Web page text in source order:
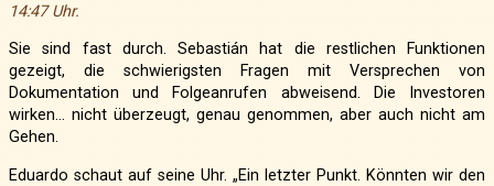
14:47 Uhr.
Sie sind fast durch. Sebastián hat die restlichen Funktionen
gezeigt, die schwierigsten Fragen mit Versprechen von
Dokumentation und Folgeanrufen abweisend. Die Investoren
wirken… nicht überzeugt, genau genommen, aber auch nicht am
Gehen.
Eduardo schaut auf seine Uhr. „Ein letzter Punkt. Könnten wir den